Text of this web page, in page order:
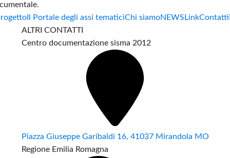
Il Portale degli assi tematiciChi siamoNEWS LinkContatti
ALTRI CONTATTI
Centro documentazione sisma 2012
Piazza Giuseppe Garibaldi 16, 41037 Mirandola MO
Regione Emilia Romagna